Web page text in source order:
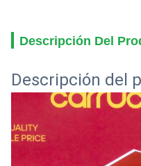
Descripción Del
Descripción del